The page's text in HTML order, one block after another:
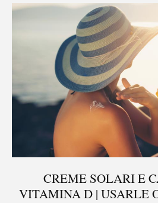
CREME SOLARI E
VITAMINA D | USARLE